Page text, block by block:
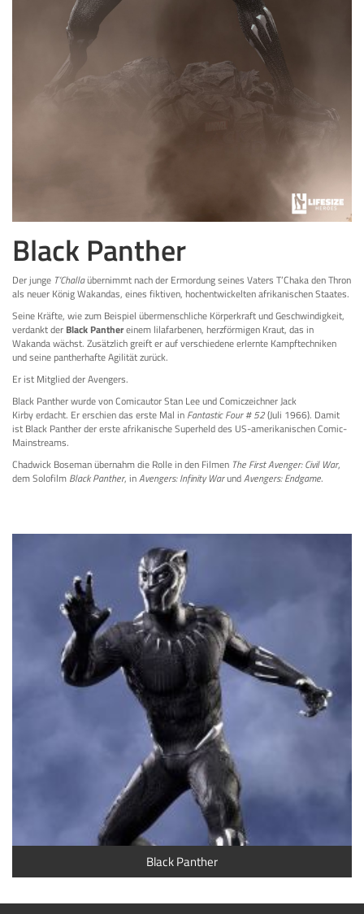
Black Panther
Der junge T’Challaübernimmt nach der Ermordung seines Vaters T’Chaka den Thron
als neuer König Wakandas, eines fiktiven, hochentwickelten afrikanischen Staates.
Seine Kräfte, wie zum Beispiel übermenschliche Körperkraft und Geschwindigkeit,
verdankt der Black Panthereinem lilafarbenen, herzförmigen Kraut, das in
Wakanda wächst. Zusätzlich greift er auf verschiedene erlernte Kampftechniken
und seine pantherhafte Agilität zurück.
Er ist Mitglied der Avengers.
Black Panther wurde von Comicautor Stan Lee und Comiczeichner Jack
Kirby erdacht. Er erschien das erste Mal in Fantastic Four # 52(Juli 1966). Damit
ist Black Panther der erste afrikanische Superheld des US-amerikanischen Comic-
Mainstreams.
Chadwick Boseman übernahm die Rolle in den Filmen The First Avenger: Civil War,
dem Solofilm Black Panther, inAvengers: Infinity WarundAvengers: Endgame.
Black Panther